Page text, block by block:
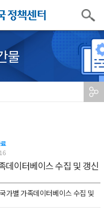
물
이터베이스 수집 및 갱신
가별 가족데이터베이스 수집 및